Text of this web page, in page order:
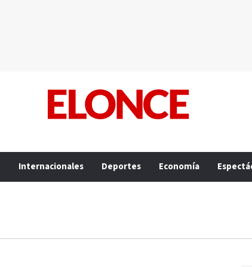
Internacionales Deportes Economía